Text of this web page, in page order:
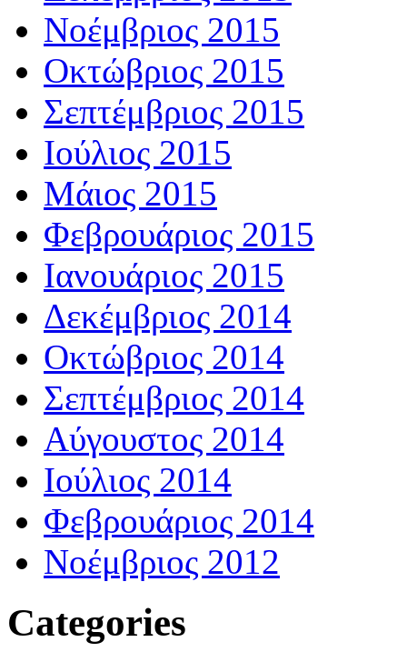
Νοέμβριος 2015
Οκτώβριος 2015
Σεπτέμβριος 2015
Ιούλιος 2015
Μάιος 2015
Φεβρουάριος 2015
Ιανουάριος 2015
Δεκέμβριος 2014
Οκτώβριος 2014
Σεπτέμβριος 2014
Αύγουστος 2014
Ιούλιος 2014
Φεβρουάριος 2014
Νοέμβριος 2012
Categories